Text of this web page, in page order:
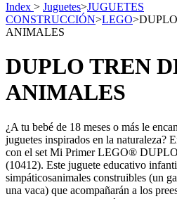
Index > Juguetes>JUGUETES
CONSTRUCCIÓN>LEGO>
ANIMALES
DUPLO TREN
ANIMALES
¿A tu bebé de 18 meses o más le
juguetes inspirados en la naturaleza?
con el set Mi Primer LEGO®
(10412). Este juguete educativo
simpáticosanimales construibles (un
una vaca) que acompañarán a los